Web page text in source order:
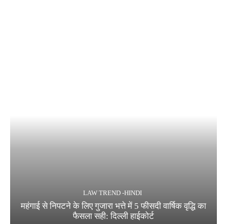
LAW TREND -HINDI
महंगाई से निपटने के लिए गुजारा भत्ते में 5 फीसदी वार्षिक वृद्धि का
फैसला सही: दिल्ली हाईकोर्ट